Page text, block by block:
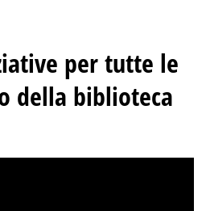
per tutte le
della biblioteca